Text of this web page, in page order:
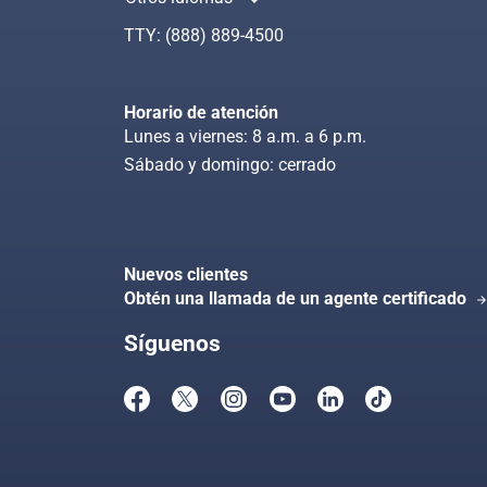
TTY: (888) 889-4500
Horario de atención
Lunes a viernes: 8 a.m. a 6 p.m.
Sábado y domingo: cerrado
Nuevos clientes
Obtén una llamada de un agente certificado
arrow_forward
Síguenos